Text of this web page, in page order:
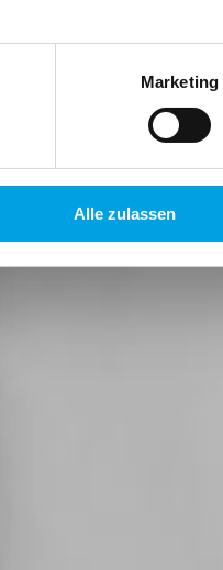
Marketing
Alle zulassen